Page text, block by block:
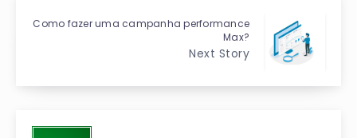
Como fazer uma campanha performance
Max?
Next Story